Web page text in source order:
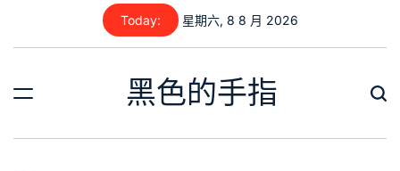
content
Today: 星期六, 8 8 月 2026
黑色的手指